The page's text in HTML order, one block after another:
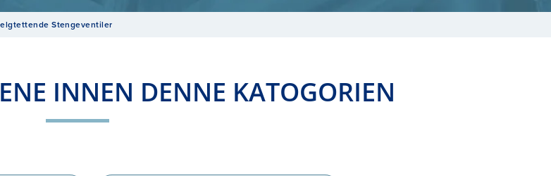
Stengeventiler
INNEN DENNE KATOGORIEN